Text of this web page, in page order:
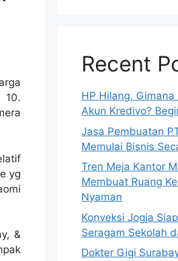
10.
yg
&
Recent
HP Hilang, Gimana
Akun Kredivo?
Jasa Pembuatan
Memulai Bisnis
Tren Meja Kantor
Membuat Ruang
Nyaman
Konveksi Jogja
Seragam Sekolah
Dokter Gigi